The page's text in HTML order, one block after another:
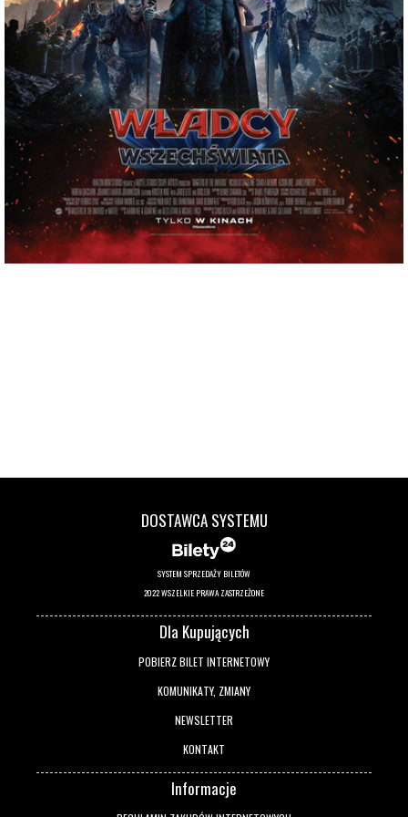
adres:
Siennieńska 54
data i godzina:
07.06.2026, g. 19:30
Info
Opis wydarzenia:
Seria Masters of the Universe, skupiająca się na walce między bohaterskim He-
Manem (znanym również jako książę Adam z Eternii) – najpotężniejszym człowiekiem
we wszechświecie, a złowrogim Szkieletorem.
DOSTAWCA SYSTEMU
SYSTEM SPRZEDAŻY BILETÓW
2022 WSZELKIE PRAWA ZASTRZEŻONE
Dla Kupujących
POBIERZ BILET INTERNETOWY
KOMUNIKATY, ZMIANY
NEWSLETTER
KONTAKT
Informacje